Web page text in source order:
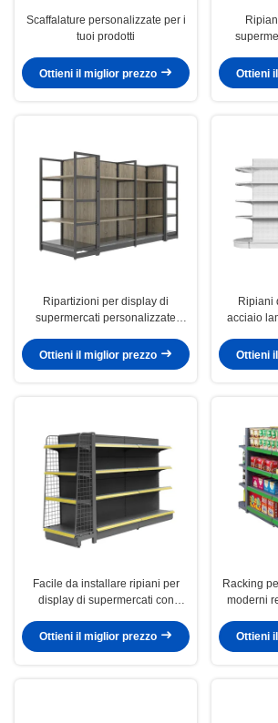
Scaffalature personalizzate per i
tuoi prodotti
Ottieni il miglior prezzo
Ottieni
Ripartizioni per display di
supermercati personalizzate
in acciaio e legno resistenti
Ottieni il miglior prezzo
Ripiani
acciaio
Ottieni
Facile da installare ripiani per
display di supermercati con
durabilità
Ottieni il miglior prezzo
Racking
moderni
Ottieni